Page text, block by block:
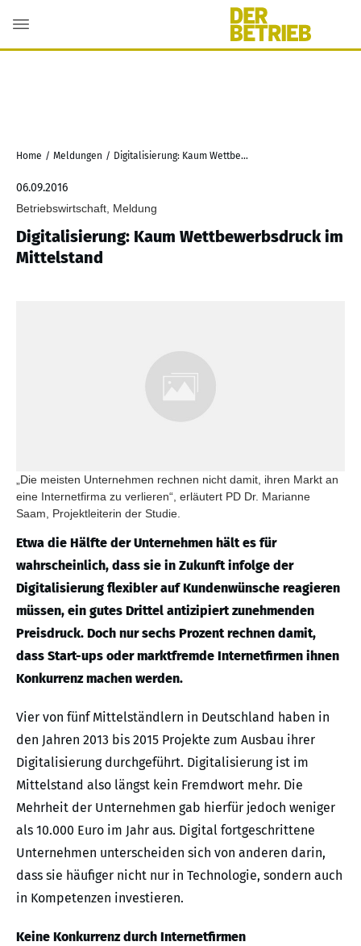
Home / Meldungen / Digitalisierung: Kaum Wettbewerbsdruck im Mittelstand
06.09.2016
Betriebswirtschaft, Meldung
Digitalisierung: Kaum Wettbewerbsdruck im
Mittelstand
„Die meisten Unternehmen rechnen nicht damit, ihren Markt an
eine Internetfirma zu verlieren“, erläutert PD Dr. Marianne
Saam, Projektleiterin der Studie.
Etwa die Hälfte der Unternehmen hält es für
wahrscheinlich, dass sie in Zukunft infolge der
Digitalisierung flexibler auf Kundenwünsche reagieren
müssen, ein gutes Drittel antizipiert zunehmenden
Preisdruck. Doch nur sechs Prozent rechnen damit,
dass Start-ups oder marktfremde Internetfirmen ihnen
Konkurrenz machen werden.
Vier von fünf Mittelständlern in Deutschland haben in
den Jahren 2013 bis 2015 Projekte zum Ausbau ihrer
Digitalisierung durchgeführt. Digitalisierung ist im
Mittelstand also längst kein Fremdwort mehr. Die
Mehrheit der Unternehmen gab hierfür jedoch weniger
als 10.000 Euro im Jahr aus. Digital fortgeschrittene
Unternehmen unterscheiden sich von anderen darin,
dass sie häufiger nicht nur in Technologie, sondern auch
in Kompetenzen investieren.
Keine Konkurrenz durch Internetfirmen